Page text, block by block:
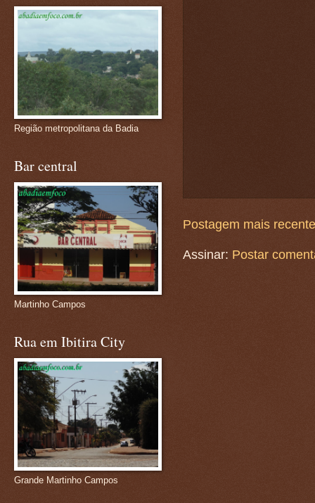
Postagem mais recente
Assinar: Postar
Região metropolitana da Badia
Bar central
Martinho Campos
Rua em Ibitira City
Grande Martinho Campos